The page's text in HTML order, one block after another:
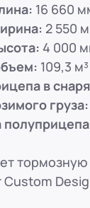
liz.ru 8 (800)
liz.ru8 (800)
liz.ru 8 (800)
liz.ru8 (800)
16 660
2 550
4 000
109,3 м³
в
груза:
Custom